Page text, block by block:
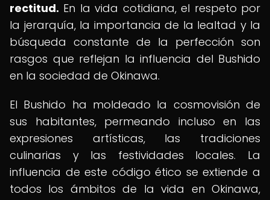
rectitud. En la vida cotidiana, el respeto por
la jerarquía, la importancia de la lealtad y la
búsqueda constante de la perfección son
rasgos que reflejan la influencia del Bushido
en la sociedad de Okinawa.
El Bushido ha moldeado la cosmovisión de
sus habitantes, permeando incluso en las
expresiones artísticas, las tradiciones
culinarias y las festividades locales. La
influencia de este código ético se extiende a
todos los ámbitos de la vida en Okinawa,